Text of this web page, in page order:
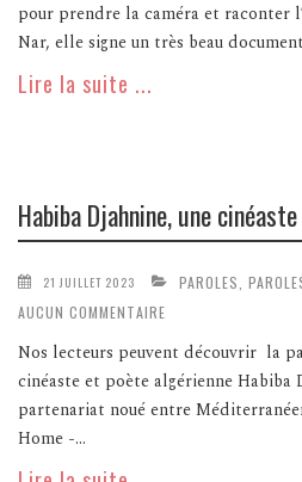
pour prendre la caméra et raconter
Nar, elle signe un très beau
Lire la suite ...
Habiba Djahnine, une
21 JUILLET 2023
PAROLES,
AUCUN COMMENTAIRE
Nos lecteurs peuvent découvrir la
cinéaste et poète algérienne Habiba
partenariat noué entre
Home -...